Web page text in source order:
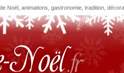
Noël, animations, gastronomie, tradition,